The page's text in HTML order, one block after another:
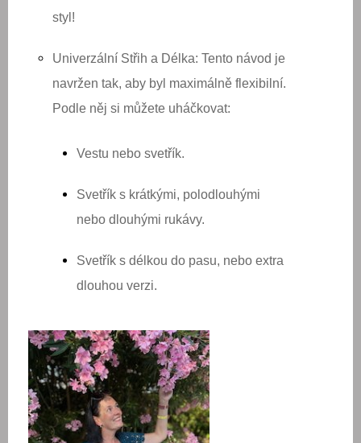
styl!
Univerzální Střih a Délka: Tento návod je
navržen tak, aby byl maximálně flexibilní.
Podle něj si můžete uháčkovat:
Vestu nebo svetřík.
Svetřík s krátkými, polodlouhými
nebo dlouhými rukávy.
Svetřík s délkou do pasu, nebo extra
dlouhou verzi.